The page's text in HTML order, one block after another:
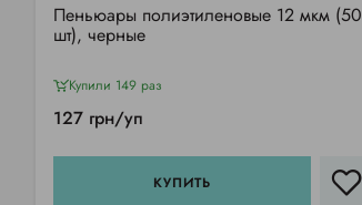
Пеньюары полиэтиленовые 12 мкм (50
шт), черные
Купили 149 раз
127 грн/уп
КУПИТЬ